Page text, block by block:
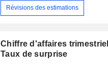
Révisions des estimations
Chiffre d'affaires
Taux de surprise